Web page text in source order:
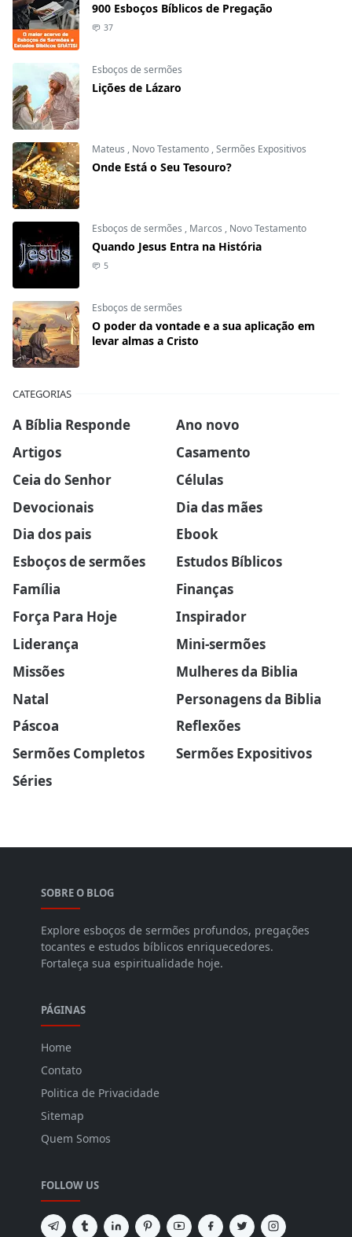
900 Esboços Bíblicos de Pregação
37
Esboços de sermões
Lições de Lázaro
Mateus , Novo Testamento ,Sermões Expositivos
Onde Está o Seu Tesouro?
Esboços de sermões , Marcos , Novo Testamento
Quando Jesus Entra na História
5
Esboços de sermões
O poder da vontade e a sua aplicação em
levar almas a Cristo
CATEGORIAS
A Bíblia Responde
Ano novo
Artigos
Casamento
Ceia do Senhor
Células
Devocionais
Dia das mães
Dia dos pais
Ebook
Esboços de sermões
Estudos Bíblicos
Família
Finanças
Força Para Hoje
Inspirador
Liderança
Mini-sermões
Missões
Mulheres da Biblia
Natal
Personagens da Biblia
Páscoa
Reflexões
Sermões Completos
Sermões Expositivos
Séries
SOBRE O BLOG
Explore esboços de sermões profundos, pregações
tocantes e estudos bíblicos enriquecedores.
Fortaleça sua espiritualidade hoje.
PÁGINAS
Home
Contato
Politica de Privacidade
Sitemap
Quem Somos
FOLLOW US